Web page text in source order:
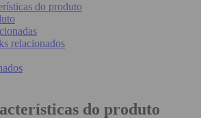
do produto
relacionados
do produto